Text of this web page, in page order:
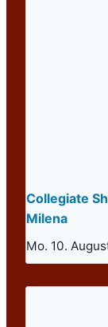
Collegiate
Milena
Mo. 10.